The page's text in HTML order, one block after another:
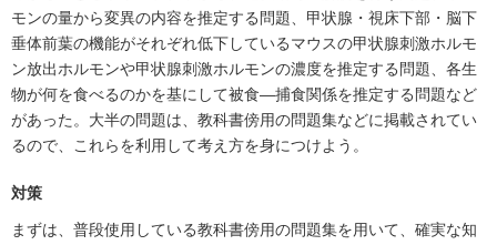
モンの量から変異の内容を推定する問題、甲状腺・視床下部・脳下
垂体前葉の機能がそれぞれ低下しているマウスの甲状腺刺激ホルモ
ン放出ホルモンや甲状腺刺激ホルモンの濃度を推定する問題、各生
物が何を食べるのかを基にして被食―捕食関係を推定する問題など
があった。大半の問題は、教科書傍用の問題集などに掲載されてい
るので、これらを利用して考え方を身につけよう。
対策
まずは、普段使用している教科書傍用の問題集を用いて、確実な知